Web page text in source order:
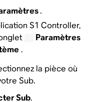
.
S1 Controller,
Paramètres
.
la pièce où
Sub.
Sub.